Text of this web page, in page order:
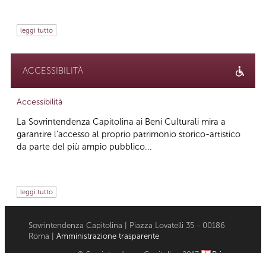
leggi tutto
ACCESSIBILITÀ
Accessibilità
La Sovrintendenza Capitolina ai Beni Culturali mira a
garantire l’accesso al proprio patrimonio storico-artistico
da parte del più ampio pubblico...
leggi tutto
Sovrintendenza Capitolina | Piazza Lovatelli 35 - 00186
Roma | Amministrazione trasparente